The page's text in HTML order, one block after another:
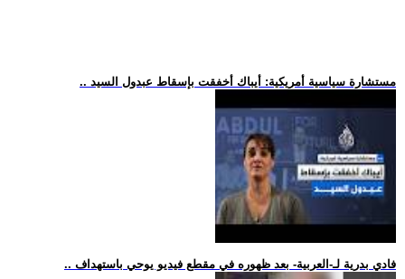
.. مستشارة سياسية أمريكية: أيباك أخفقت بإسقاط عبدول السيد
.. فادي بدرية لـ-العربية- بعد ظهوره في مقطع فيديو يوحي باستهداف